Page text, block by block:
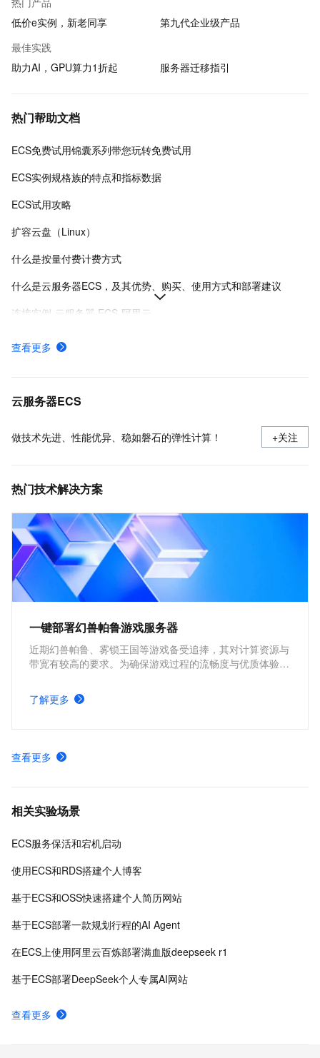
低价e实例，新老同享
第九代企业级产品
最佳实践
助力AI，GPU算力1折起
服务器迁移指引
热门帮助文档
ECS免费试用锦囊系列带您玩转免费试用
ECS实例规格族的特点和指标数据
ECS试用攻略
扩容云盘（Linux）
什么是按量付费计费方式
什么是云服务器ECS，及其优势、购买、使用方式和部署建议
连接实例-云服务器 ECS-阿里云
在Linux上安装Docker和Docker Compose
阿里云ECS通用型实例规格（g系列）
查看更多
云服务器ECS
做技术先进、性能优异、稳如磐石的弹性计算！ +关注
热门技术解决方案
一键部署幻兽帕鲁游戏服务器
近期幻兽帕鲁、雾锁王国等游戏备受追捧，其对计算资源与
带宽有较高的要求。为确保游戏过程的流畅度与优质体验，
大的玩家群体提供专属联机服务器，一键购买部署，轻松开
启游戏。
了解更多
查看更多
相关实验场景
ECS服务保活和宕机启动
使用ECS和RDS搭建个人博客
基于ECS和OSS快速搭建个人简历网站
基于ECS部署一款规划行程的AI Agent
在ECS上使用阿里云百炼部署满血版deepseek r1
基于ECS部署DeepSeek个人专属AI网站
查看更多